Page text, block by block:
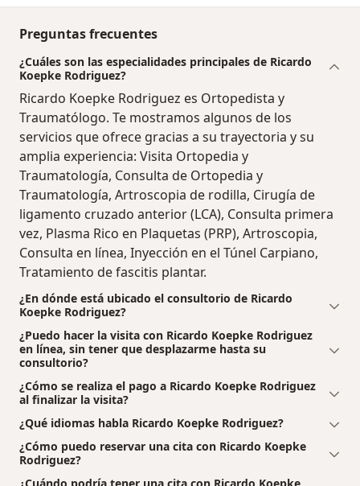
Preguntas frecuentes
¿Cuáles son las especialidades principales de Ricardo
Koepke Rodriguez?
Ricardo Koepke Rodriguez es Ortopedista y
Traumatólogo. Te mostramos algunos de los
servicios que ofrece gracias a su trayectoria y su
amplia experiencia: Visita Ortopedia y
Traumatología, Consulta de Ortopedia y
Traumatología, Artroscopia de rodilla, Cirugía de
ligamento cruzado anterior (LCA), Consulta primera
vez, Plasma Rico en Plaquetas (PRP), Artroscopia,
Consulta en línea, Inyección en el Túnel Carpiano,
Tratamiento de fascitis plantar.
¿En dónde está ubicado el consultorio de Ricardo
Koepke Rodriguez?
¿Puedo hacer la visita con Ricardo Koepke Rodriguez
en línea, sin tener que desplazarme hasta su
consultorio?
¿Cómo se realiza el pago a Ricardo Koepke Rodriguez
al finalizar la visita?
¿Qué idiomas habla Ricardo Koepke Rodriguez?
¿Cómo puedo reservar una cita con Ricardo Koepke
Rodriguez?